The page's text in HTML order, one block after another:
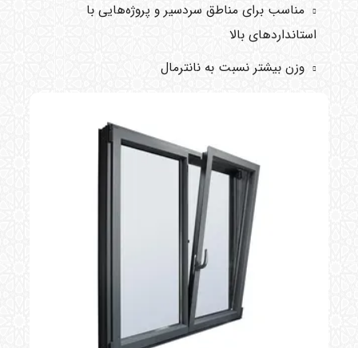
مناسب برای مناطق سردسیر و پروژه‌هایی با
استانداردهای بالا
وزن بیشتر نسبت به نانترمال